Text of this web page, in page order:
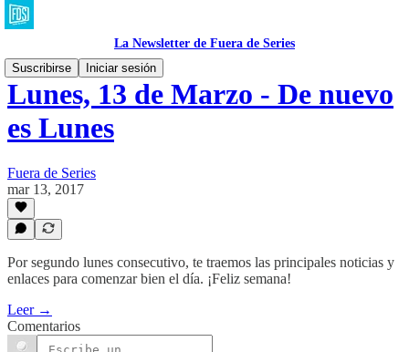
La Newsletter de Fuera de Series
Suscribirse
Iniciar sesión
Lunes, 13 de Marzo - De nuevo
es Lunes
Fuera de Series
mar 13, 2017
Por segundo lunes consecutivo, te traemos las principales noticias y
enlaces para comenzar bien el día. ¡Feliz semana!
Leer →
Comentarios